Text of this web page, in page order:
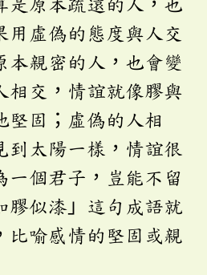
用虛偽的態度與人交
本親密的人，也會變
相交，情誼就像膠與
堅固；虛偽的人相
到太陽一樣，情誼很
一個君子，豈能不留
膠似漆」這句成語就
比喻感情的堅固或親